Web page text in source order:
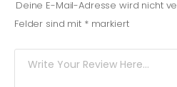
Deine E-Mail-Adresse wird nicht
Felder sind mit *markiert